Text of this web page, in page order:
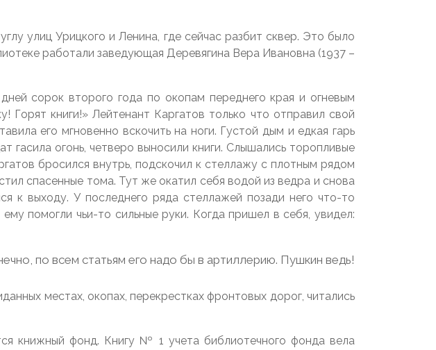
улиц Урицкого и Ленина, где сейчас разбит сквер. Это было
работали заведующая Деревягина Вера Ивановна (1937 –
сорок второго года по окопам переднего края и огневым
книги!» Лейтенант Каргатов только что отправил свой
его мгновенно вскочить на ноги. Густой дым и едкая гарь
гасила огонь, четверо выносили книги. Слышались торопливые
бросился внутрь, подскочил к стеллажу с плотным рядом
спасенные тома. Тут же окатил себя водой из ведра и снова
к выходу. У последнего ряда стеллажей позади него что-то
помогли чьи-то сильные руки. Когда пришел в себя, увидел:
по всем статьям его надо бы в артиллерию. Пушкин ведь!
местах, окопах, перекрестках фронтовых дорог, читались
книжный фонд. Книгу № 1 учета библиотечного фонда вела